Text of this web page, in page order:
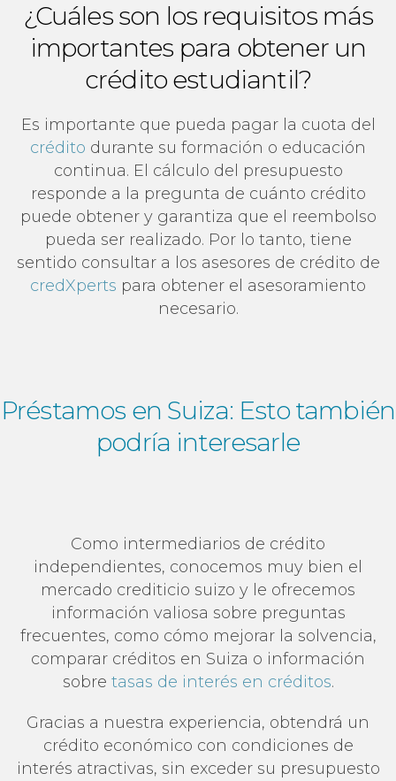
¿Cuáles son los requisitos más
importantes para obtener un
crédito estudiantil?
Es importante que pueda pagar la cuota del
crédito durante su formación o educación
continua. El cálculo del presupuesto
responde a la pregunta de cuánto crédito
puede obtener y garantiza que el reembolso
pueda ser realizado. Por lo tanto, tiene
sentido consultar a los asesores de crédito de
credXperts para obtener el asesoramiento
necesario.
Préstamos en Suiza: Esto también
podría interesarle
Como intermediarios de crédito
independientes, conocemos muy bien el
mercado crediticio suizo y le ofrecemos
información valiosa sobre preguntas
frecuentes, como cómo mejorar la solvencia,
comparar créditos en Suiza o información
sobre tasas de interés en créditos.
Gracias a nuestra experiencia, obtendrá un
crédito económico con condiciones de
interés atractivas, sin exceder su presupuesto